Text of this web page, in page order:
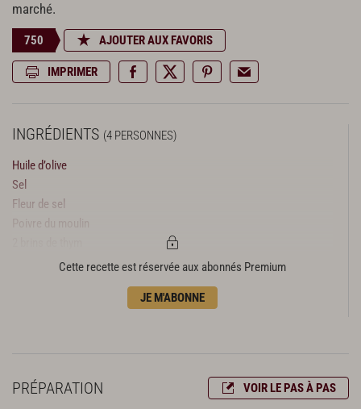
marché.
750 AJOUTER AUX FAVORIS
IMPRIMER
INGRÉDIENTS (4 PERSONNES)
Huile d’olive
Sel
Fleur de sel
Poivre du moulin
7 gousses d'ail
Avant le début de la recette : Préparation des
1 cèpe bouchon
Cette recette est réservée aux abonnés Premium
JE M'ABONNE
PRÉPARATION VOIR LE PAS À PAS